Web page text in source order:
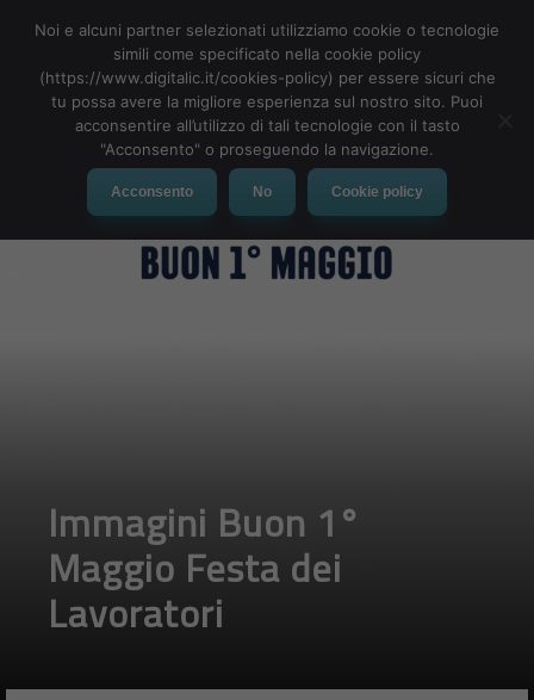
MENU
Immagini Buon 1°
Maggio Festa dei
Lavoratori
Noi e alcuni partner selezionati utilizziamo cookie o tecnologie
simili come specificato nella cookie policy
(https://www.digitalic.it/cookies-policy) per essere sicuri che
tu possa avere la migliore esperienza sul nostro sito. Puoi
acconsentire all’utilizzo di tali tecnologie con il tasto
"Acconsento" o proseguendo la navigazione.
Acconsento No Cookie policy